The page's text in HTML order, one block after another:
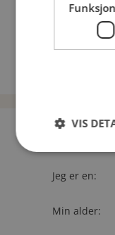
Single synes
Kvinner fra Karasjok
Date kvinner i Norge
Bli
Jeg er en:
Min alder:
VIS